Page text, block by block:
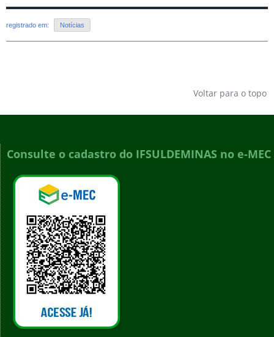
registrado em: Notícias
Voltar para o topo
Consulte o cadastro do IFSULDEMINAS no e-MEC